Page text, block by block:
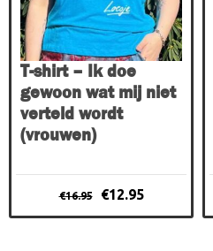
T-shirt – Ik doe
gewoon wat mij niet
verteld wordt
(vrouwen)
€16.95
Oorspronkelijke
prijs
€12.95Huidige
prijs
Deze
optie
kan
gekozen
worden
op
de